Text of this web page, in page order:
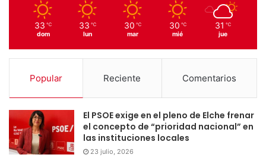
33 ℃
dom
33 ℃
lun
30 ℃
mar
30 ℃
mié
31 ℃
jue
Popular Reciente Comentarios
El PSOE exige en el pleno de Elche frenar
el concepto de “prioridad nacional” en
las instituciones locales
23 julio, 2026